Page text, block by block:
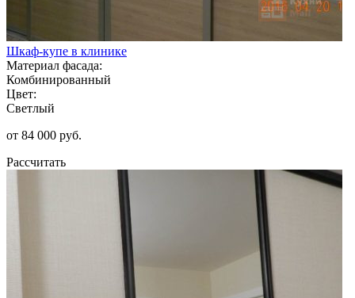
Шкаф-купе в клинике
Материал фасада:
Комбинированный
Цвет:
Светлый
от 84 000 руб.
Рассчитать